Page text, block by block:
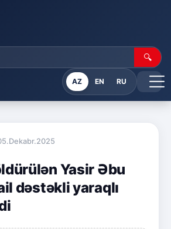
🔍
AZ EN RU
Yasir Əbu
dəstəkli yaraqlı